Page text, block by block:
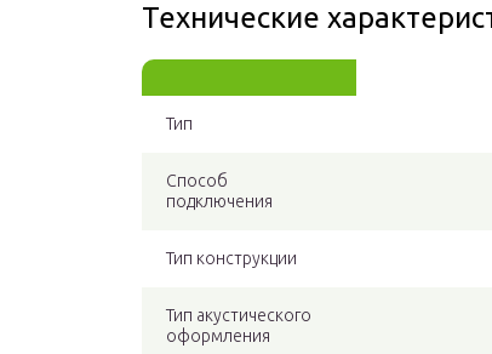
Технические
Тип
Способ
подключения
Тип конструкции
Тип акустического
оформления